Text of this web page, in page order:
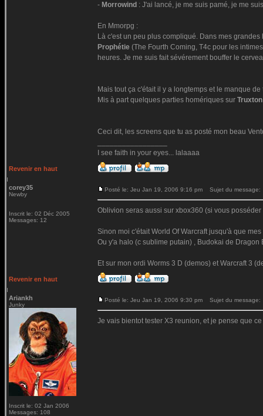
- Morrowind : J'ai lancé, je me suis pamé, je me
En Mmorpg :
Là c'est un peu plus compliqué. Dans mes
Prophétie (The Fourth Coming, T4c pour les
heures. Je me suis fait sévérement bouffer le
Mais tout ça c'était il y a longtemps et le manque
Mis à part quelques parties homériques sur Truxton
Ceci dit, les screens que tu as posté mon beau
I see faith in your eyes... lalaaaa
Revenir en haut
corey35
Newby
Inscrit le: 02 Déc 2005
Messages: 12
Posté le: Jeu Jan 19, 2006 9:16 pm Sujet du message:
Oblivion seras aussi sur xbox360 (si vous
Sinon moi c'était World Of Warcraft jusqu'à que
Ou y'a halo (c sublime putain) , Budokai de
Et sur mon ordi Worms 3 D (demos) et Warcraft 3
Revenir en haut
Ariankh
Junky
Inscrit le: 02 Jan 2006
Messages: 108
Posté le: Jeu Jan 19, 2006 9:30 pm Sujet du message:
Je vais bientot tester X3 reunion, et je pense que